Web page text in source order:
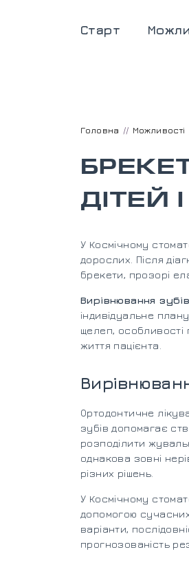
Старт
Головна Можливості
ДІТЕЙ
У Космічному
дорослих. Після
брекети, прозорі
Вирівнювання
індивідуальне
щелеп, особливості
життя пацієнта.
Ортодонтичне
зубів допомагає
розподілити
однакова зовні
різних рішень.
У Космічному
допомогою
варіанти,
прогнозованість